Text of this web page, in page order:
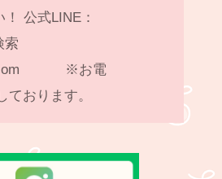
公式LINE：
検索
※お電
おります。